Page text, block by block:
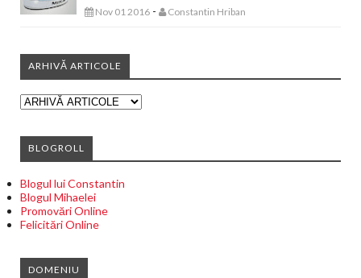
Nov 01 2016 - Constantin Hriban
ARHIVĂ ARTICOLE
BLOGROLL
Blogul lui Constantin
Blogul Mihaelei
Promovări Online
Felicitări Online
DOMENIU